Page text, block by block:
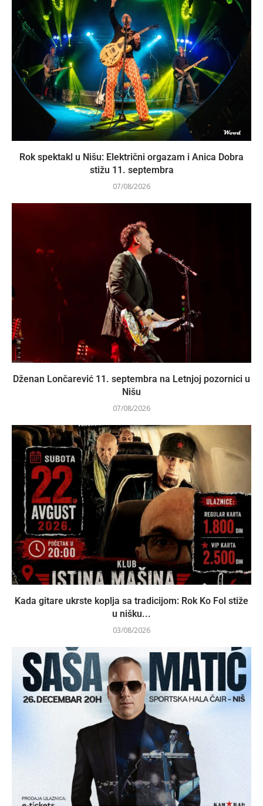
Rok spektakl u Nišu: Električni orgazam i Anica Dobra
stižu 11. septembra
07/08/2026
Dženan Lončarević 11. septembra na Letnjoj pozornici u
Nišu
07/08/2026
Kada gitare ukrste koplja sa tradicijom: Rok Ko Fol stiže
u nišku...
03/08/2026